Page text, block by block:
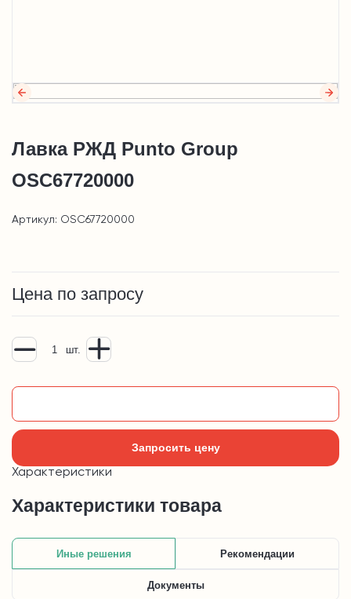
Лавка РЖД Punto Group
OSC67720000
Артикул: OSC67720000
Цена по запросу
шт.
Запросить цену
Характеристики
Характеристики товара
Иные решения Рекомендации
Документы